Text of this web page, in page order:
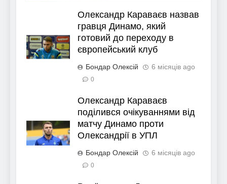
Олександр Караваєв назвав
гравця Динамо, який
готовий до переходу в
європейський клуб
Бондар Олексій 6 місяців ago
0
Олександр Караваєв
поділився очікуваннями від
матчу Динамо проти
Олександрії в УПЛ
Бондар Олексій 6 місяців ago
0